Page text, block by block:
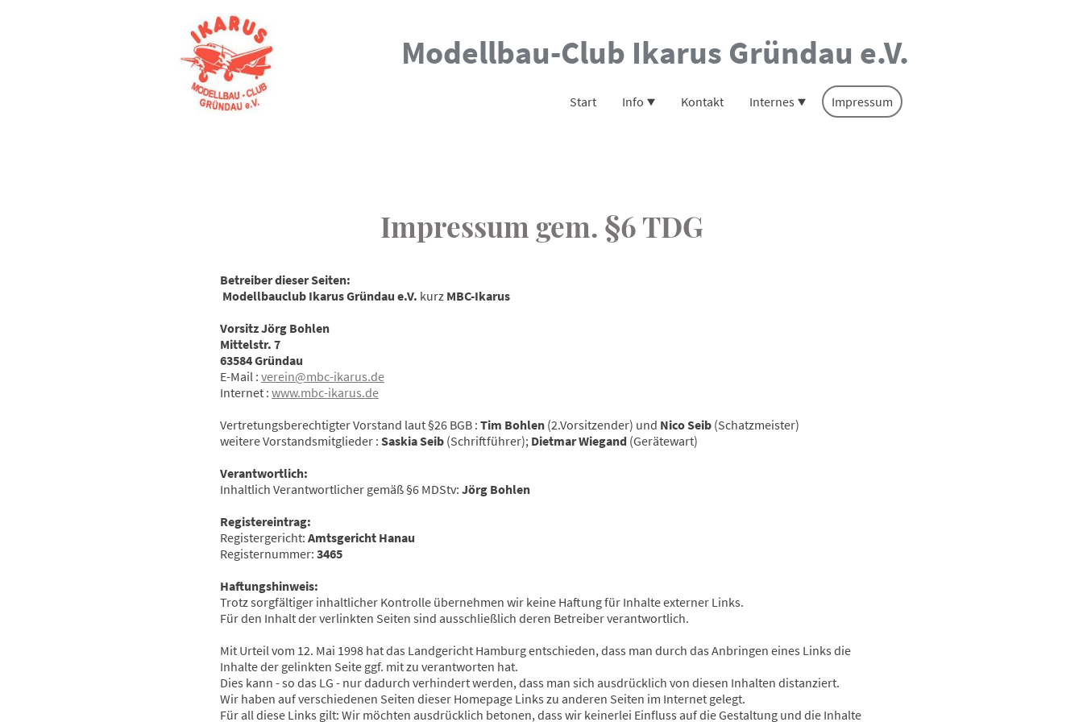
Modellbau-Club Ikarus Gründau e.V.
Start Info Kontakt Internes Impressum
Impressum gem. §6 TDG
Betreiber dieser Seiten:
Modellbauclub Ikarus Gründau e.V. kurz MBC-Ikarus
Vorsitz Jörg Bohlen
Mittelstr. 7
63584 Gründau
E-Mail : verein@mbc-ikarus.de
Internet : www.mbc-ikarus.de
Vertretungsberechtigter Vorstand laut §26 BGB : Tim Bohlen (2.Vorsitzender) und Nico Seib (Schatzmeister)
weitere Vorstandsmitglieder : Saskia Seib (Schriftführer); Dietmar Wiegand (Gerätewart)
Verantwortlich:
Inhaltlich Verantwortlicher gemäß §6 MDStv: Jörg Bohlen
Registereintrag:
Registergericht: Amtsgericht Hanau
Registernummer: 3465
Haftungshinweis:
Trotz sorgfältiger inhaltlicher Kontrolle übernehmen wir keine Haftung für Inhalte externer Links.
Für den Inhalt der verlinkten Seiten sind ausschließlich deren Betreiber verantwortlich.
Mit Urteil vom 12. Mai 1998 hat das Landgericht Hamburg entschieden, dass man durch das Anbringen eines Links die
Inhalte der gelinkten Seite ggf. mit zu verantworten hat.
Dies kann - so das LG - nur dadurch verhindert werden, dass man sich ausdrücklich von diesen Inhalten distanziert.
Wir haben auf verschiedenen Seiten dieser Homepage Links zu anderen Seiten im Internet gelegt.
Für all diese Links gilt: Wir möchten ausdrücklich betonen, dass wir keinerlei Einfluss auf die Gestaltung und die Inhalte